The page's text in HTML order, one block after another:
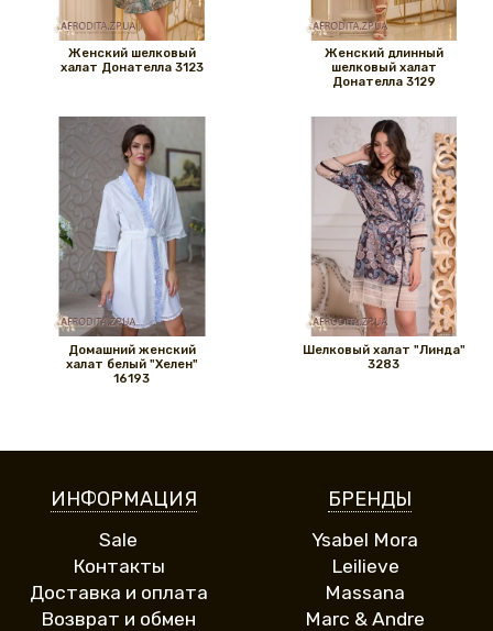
Женский шелковый
халат Донателла 3123
Женский длинный
шелковый халат
Донателла 3129
Домашний женский
халат белый "Хелен"
16193
Шелковый халат "Линда"
3283
ИНФОРМАЦИЯ
Sale
Контакты
Доставка и оплата
Возврат и обмен
БРЕНДЫ
Ysabel Mora
Leilieve
Massana
Marc & Andre